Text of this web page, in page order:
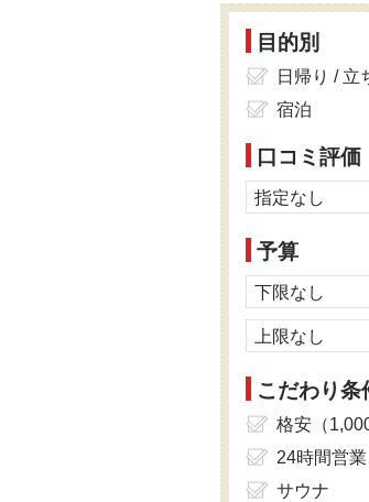
目的別
日帰り / 立
宿泊
口コミ評価
指定なし
予算
下限なし
上限なし
こだわり条
格安（
24時間営
サウナ